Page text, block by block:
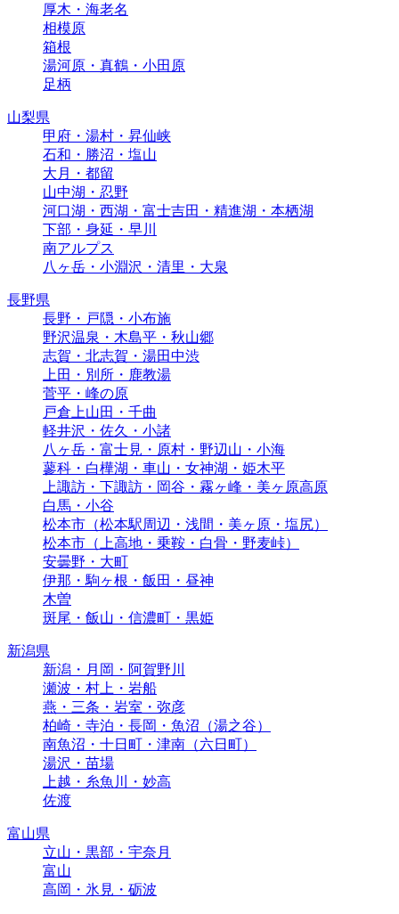
厚木・海老名
相模原
箱根
湯河原・真鶴・小田原
足柄
山梨県
甲府・湯村・昇仙峡
石和・勝沼・塩山
大月・都留
山中湖・忍野
河口湖・西湖・富士吉田・精進湖・本栖湖
下部・身延・早川
南アルプス
八ヶ岳・小淵沢・清里・大泉
長野県
長野・戸隠・小布施
野沢温泉・木島平・秋山郷
志賀・北志賀・湯田中渋
上田・別所・鹿教湯
菅平・峰の原
戸倉上山田・千曲
軽井沢・佐久・小諸
八ヶ岳・富士見・原村・野辺山・小海
蓼科・白樺湖・車山・女神湖・姫木平
上諏訪・下諏訪・岡谷・霧ヶ峰・美ヶ原高原
白馬・小谷
松本市（松本駅周辺・浅間・美ヶ原・塩尻）
松本市（上高地・乗鞍・白骨・野麦峠）
安曇野・大町
伊那・駒ヶ根・飯田・昼神
木曽
斑尾・飯山・信濃町・黒姫
新潟県
新潟・月岡・阿賀野川
瀬波・村上・岩船
燕・三条・岩室・弥彦
柏崎・寺泊・長岡・魚沼（湯之谷）
南魚沼・十日町・津南（六日町）
湯沢・苗場
上越・糸魚川・妙高
佐渡
富山県
立山・黒部・宇奈月
富山
高岡・氷見・砺波